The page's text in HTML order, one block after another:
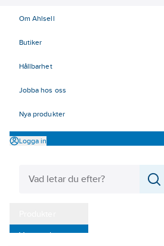
Om Ahlsell
Butiker
Hållbarhet
Jobba hos oss
Nya produkter
Logga in
Varumärken